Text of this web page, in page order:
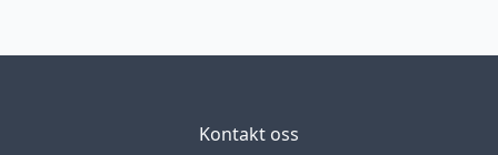
Kontakt oss